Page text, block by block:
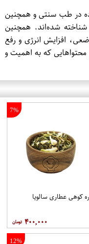
در طب سنتی و همچنین
شده‌اند. همچنین
افزایش انرژی و رفع
که به اهمیت و
7%
کوهی عطاری سالویا
۴۰۰,۰۰۰
12%